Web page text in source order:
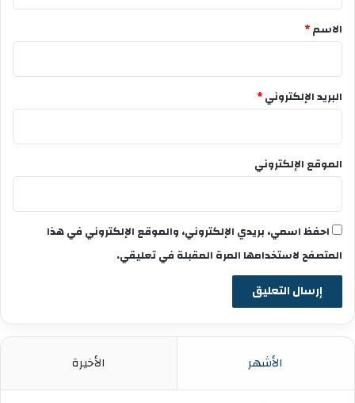
*
الاسم*
البريد الإلكتروني*
الموقع الإلكتروني
احفظ اسمي، بريدي الإلكتروني، والموقع الإلكتروني في هذا
المتصفح لاستخدامها المرة المقبلة في تعليقي.
الأشهر الأخيرة